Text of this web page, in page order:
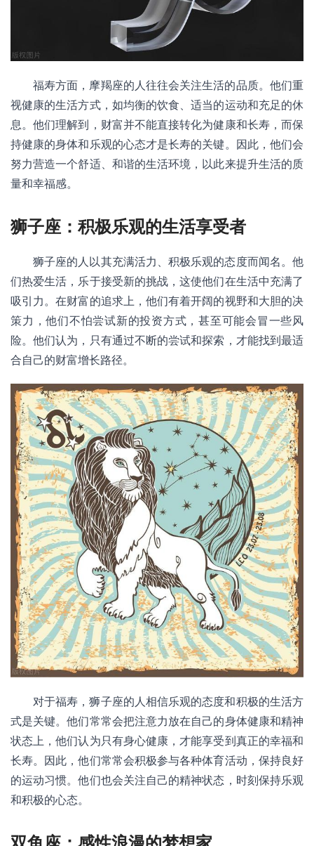
福寿方面，摩羯座的人往往会关注生活的品质。他们重
视健康的生活方式，如均衡的饮食、适当的运动和充足的休
息。他们理解到，财富并不能直接转化为健康和长寿，而保
持健康的身体和乐观的心态才是长寿的关键。因此，他们会
努力营造一个舒适、和谐的生活环境，以此来提升生活的质
量和幸福感。
狮子座：积极乐观的生活享受者
狮子座的人以其充满活力、积极乐观的态度而闻名。他
们热爱生活，乐于接受新的挑战，这使他们在生活中充满了
吸引力。在财富的追求上，他们有着开阔的视野和大胆的决
策力，他们不怕尝试新的投资方式，甚至可能会冒一些风
险。他们认为，只有通过不断的尝试和探索，才能找到最适
合自己的财富增长路径。
对于福寿，狮子座的人相信乐观的态度和积极的生活方
式是关键。他们常常会把注意力放在自己的身体健康和精神
状态上，他们认为只有身心健康，才能享受到真正的幸福和
长寿。因此，他们常常会积极参与各种体育活动，保持良好
的运动习惯。他们也会关注自己的精神状态，时刻保持乐观
和积极的心态。